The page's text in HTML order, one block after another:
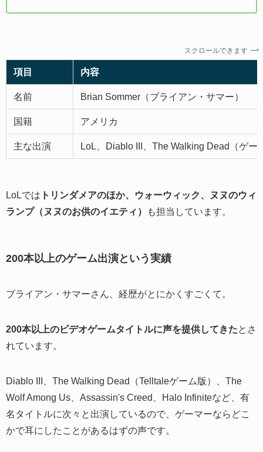
スクロールできます
項目 内容
名前 Brian Sommer（ブライアン・サマー）
国籍 アメリカ
主な出演 LoL、Diablo III、The Walking Dead（ゲー
LoLでは トリンダメアのほか、ウォーウィック、ヌヌのウィ
ランプ（ヌヌのお供のイエティ）
も担当しています。
200本以上のゲーム出演という実績
ブライアン・サマーさん、経歴がとにかくすごくて。
200本以上のビデオゲームタイトルに声を提供してきたとさ
れています。
Diablo III、The Walking Dead（Telltaleゲーム版）、The
Wolf Among Us、Assassin's Creed、Halo Infiniteなど、有
名タイトルに次々と出演しているので、ゲーマーならどこ
かで耳にしたことがあるはずの声です。